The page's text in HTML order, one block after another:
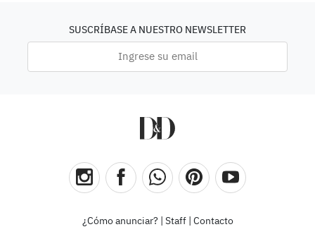
SUSCRÍBASE A NUESTRO NEWSLETTER
¿Cómo anunciar? Staff| Contacto